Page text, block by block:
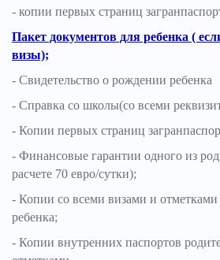
- копии первых страниц
Пакет документов для ребенка (
визы);
- Свидетельство о рождении ребенка
- Справка со школы(со всеми
- Копии первых страниц
- Финансовые гарантии одного из
расчете 70 евро/сутки);
- Копии со всеми визами и отметками
ребенка;
- Копии внутренних паспортов